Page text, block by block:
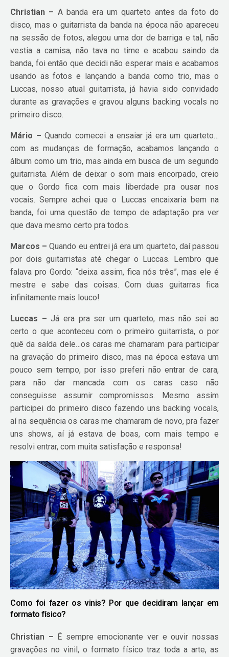
Christian – A banda era um quarteto antes da foto do
disco, mas o guitarrista da banda na época não apareceu
na sessão de fotos, alegou uma dor de barriga e tal, não
vestia a camisa, não tava no time e acabou saindo da
banda, foi então que decidi não esperar mais e acabamos
usando as fotos e lançando a banda como trio, mas o
Luccas, nosso atual guitarrista, já havia sido convidado
durante as gravações e gravou alguns backing vocals no
primeiro disco.
Mário –Quando comecei a ensaiar já era um quarteto…
com as mudanças de formação, acabamos lançando o
álbum como um trio, mas ainda em busca de um segundo
guitarrista. Além de deixar o som mais encorpado, creio
que o Gordo fica com mais liberdade pra ousar nos
vocais. Sempre achei que o Luccas encaixaria bem na
banda, foi uma questão de tempo de adaptação pra ver
que dava mesmo certo pra todos.
Marcos –Quando eu entrei já era um quarteto, daí passou
por dois guitarristas até chegar o Luccas. Lembro que
falava pro Gordo: “deixa assim, fica nós três”, mas ele é
mestre e sabe das coisas. Com duas guitarras fica
infinitamente mais louco!
Luccas –Já era pra ser um quarteto, mas não sei ao
certo o que aconteceu com o primeiro guitarrista, o por
quê da saída dele…os caras me chamaram para participar
na gravação do primeiro disco, mas na época estava um
pouco sem tempo, por isso preferi não entrar de cara,
para não dar mancada com os caras caso não
conseguisse assumir compromissos. Mesmo assim
participei do primeiro disco fazendo uns backing vocals,
aí na sequência os caras me chamaram de novo, pra fazer
uns shows, aí já estava de boas, com mais tempo e
resolvi entrar, com muita satisfação e responsa!
Como foi fazer os vinis? Por que decidiram lançar em
formato físico?
Christian – É sempre emocionante ver e ouvir nossas
gravações no vinil, o formato físico traz toda a arte, as